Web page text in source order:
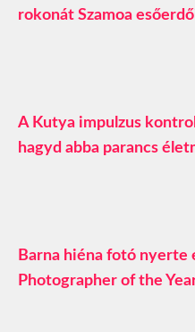
rokonát Szamoa
A Kutya impulzus
hagyd abba parancs
Barna hiéna fotó nyerte
Photographer of the